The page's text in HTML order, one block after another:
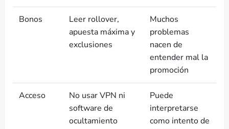
Bonos
Leer rollover,
apuesta máxima y
exclusiones
Muchos
problemas
nacen de
entender mal la
promoción
Acceso
No usar VPN ni
software de
ocultamiento
Puede
interpretarse
como intento de